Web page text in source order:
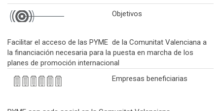
Objetivos
Facilitar el acceso de las PYME de la Comunitat Valenciana a
la financiación necesaria para la puesta en marcha de los
planes de promoción internacional
Empresas beneficiarias